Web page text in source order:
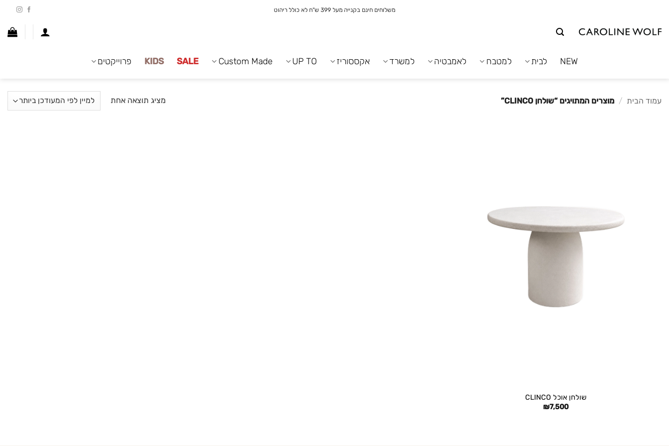
משלוחים חינם בקנייה מעל 399 ש"ח לא כולל ריהוט
NEW לבית למטבח לאמבטיה למשרד אקססוריז UP TO
Custom Made
SALE
KIDS פרוייקטים
עמוד הבית / מוצרים המתויגים “שולחן CLINCO” מציג תוצאה אחת
שולחן אוכל CLINCO
₪7,500